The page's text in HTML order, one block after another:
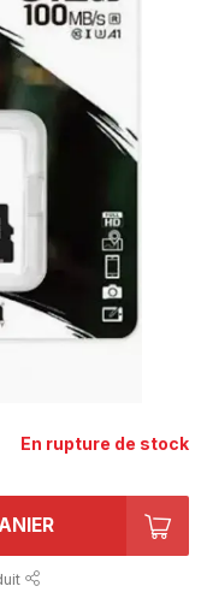
En rupture de stock